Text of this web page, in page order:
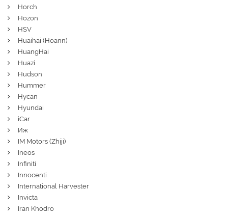
Horch
Hozon
HSV
Huaihai (Hoann)
HuangHai
Huazi
Hudson
Hummer
Hycan
Hyundai
iCar
Иж
IM Motors (Zhiji)
Ineos
Infiniti
Innocenti
International Harvester
Invicta
Iran Khodro